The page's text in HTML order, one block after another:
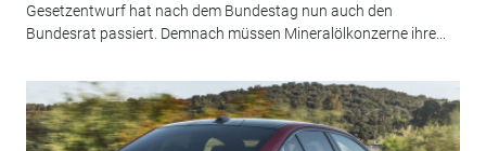
Gesetzentwurf hat nach dem Bundestag nun auch den
Bundesrat passiert. Demnach müssen Mineralölkonzerne ihre...